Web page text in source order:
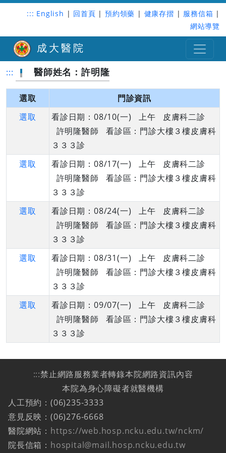
::: English | 回首頁 | 預約領藥 | 健康存摺 | 服務信箱 |
網站導覽
成大醫院
::: 醫師姓名：許明隆
選取
門診資訊
選取
看診日期：08/10(一) 上午 皮膚科二診
許明隆醫師 看診區：門診大樓３樓皮膚科
３３３診
選取
看診日期：08/17(一) 上午 皮膚科二診
許明隆醫師 看診區：門診大樓３樓皮膚科
３３３診
選取
看診日期：08/24(一) 上午 皮膚科二診
許明隆醫師 看診區：門診大樓３樓皮膚科
３３３診
選取
看診日期：08/31(一) 上午 皮膚科二診
許明隆醫師 看診區：門診大樓３樓皮膚科
３３３診
選取
看診日期：09/07(一) 上午 皮膚科二診
許明隆醫師 看診區：門診大樓３樓皮膚科
３３３診
:::禁止網路服務業者轉錄本院網路資訊內容
本院為身心障礙者就醫機構
人工預約：(06)235-3333
意見反映：(06)276-6668
醫院網站： https://web.hosp.ncku.edu.tw/nckm/
院長信箱： hospital@mail.hosp.ncku.edu.tw